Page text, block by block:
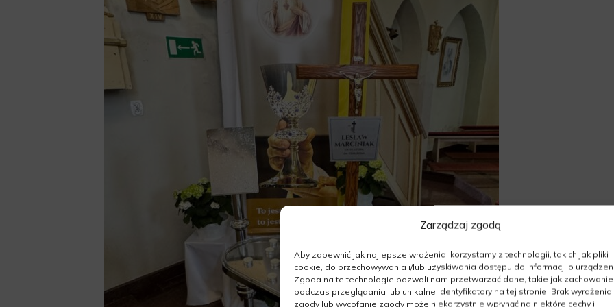
Zarządzaj zgodą
Aby zapewnić jak najlepsze wrażenia, korzystamy z technologii, takich jak pliki
cookie, do przechowywania i/lub uzyskiwania dostępu do informacji o
Zgoda na te technologie pozwoli nam przetwarzać dane, takie jak zachowanie
podczas przeglądania lub unikalne identyfikatory na tej stronie. Brak wyrażenia
zgody lub wycofanie zgody może niekorzystnie wpłynąć na niektóre cechy i